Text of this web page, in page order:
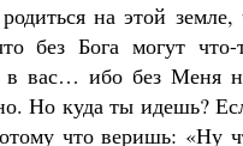
на этой
без Бога могут
вас… ибо без Меня
Но куда ты идешь?
что веришь: «Ну